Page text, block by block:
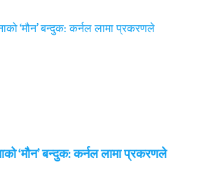
‘मौन’ बन्दुक: कर्नल लामा प्रकरणले